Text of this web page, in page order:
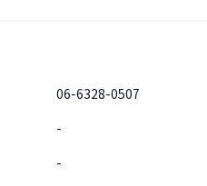
06-6328-0507
-
-